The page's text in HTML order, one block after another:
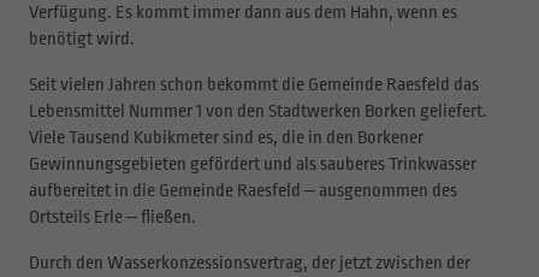
Verfügung. Es kommt immer dann aus dem Hahn, wenn es
benötigt wird.
Seit vielen Jahren schon bekommt die Gemeinde Raesfeld das
Lebensmittel Nummer 1 von den Stadtwerken Borken geliefert.
Viele Tausend Kubikmeter sind es, die in den Borkener
Gewinnungsgebieten gefördert und als sauberes Trinkwasser
aufbereitet in die Gemeinde Raesfeld ‒ ausgenommen des
Ortsteils Erle ‒ fließen.
Durch den Wasserkonzessionsvertrag, der jetzt zwischen der